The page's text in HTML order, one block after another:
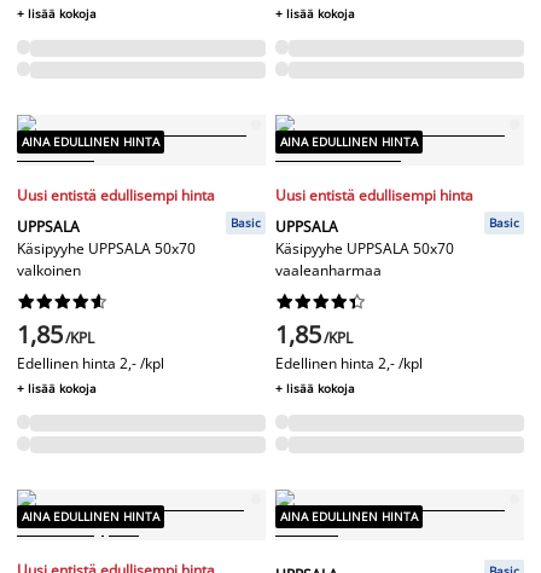
+ lisää kokoja + lisää kokoja
AINA EDULLINEN HINTA
Uusi entistä edullisempi hinta
UPPSALA
Käsipyyhe UPPSALA 50x70
valkoinen
Basic






1,85/KPL
Edellinen hinta 2,- /kpl
+ lisää kokoja
AINA EDULLINEN HINTA
Uusi entistä edullisempi hinta
UPPSALA
Käsipyyhe UPPSALA 50x70
vaaleanharmaa
Basic






1,85/KPL
Edellinen hinta 2,- /kpl
+ lisää kokoja
AINA EDULLINEN HINTA AINA EDULLINEN HINTA